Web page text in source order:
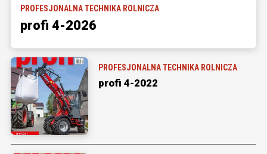
PROFESJONALNA TECHNIKA ROLNICZA
profi 4-2026
PROFESJONALNA TECHNIKA ROLNICZA
profi 4-2022